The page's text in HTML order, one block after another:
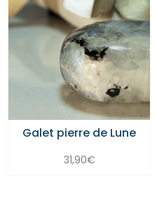
Galet pierre de Lune
31,90€